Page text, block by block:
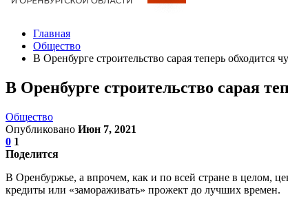
Главная
Общество
В Оренбурге строительство сарая теперь обходится
В Оренбурге строительство сарая
Общество
Опубликовано Июн 7, 2021
0 1
Поделится
В Оренбуржье, а впрочем, как и по всей стране в целом,
кредиты или «замораживать» прожект до лучших времен.